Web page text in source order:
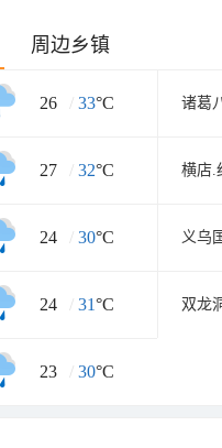
周边乡镇
26 / 33°C 诸葛
27 / 32°C
24 / 30°C
24 / 31°C 双龙
23 / 30°C